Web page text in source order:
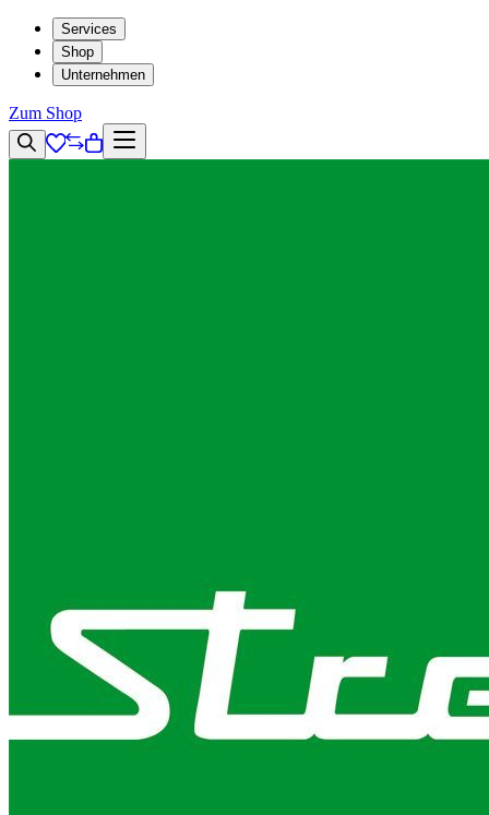
Services
Shop
Unternehmen
Zum Shop